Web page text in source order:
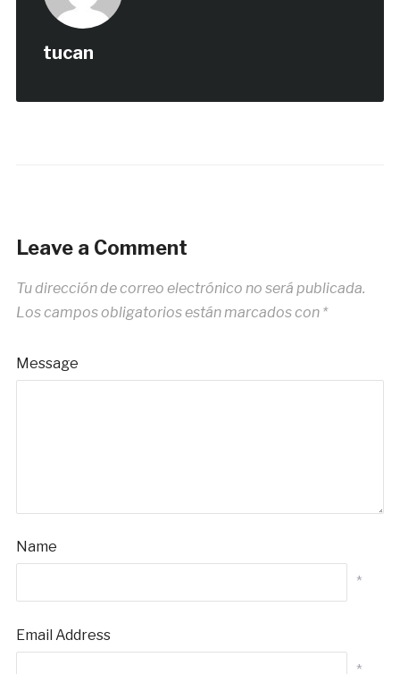
tucan
Leave a Comment
Tu dirección de correo electrónico no será publicada.
Los campos obligatorios están marcados con *
Message
Name
*
Email Address
*